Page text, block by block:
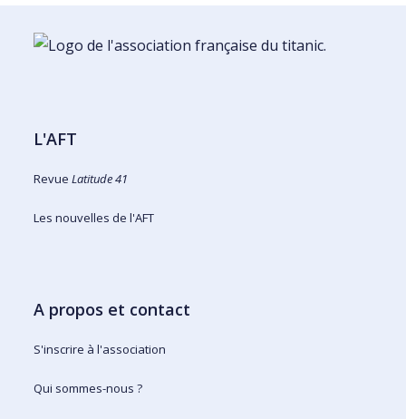
L'AFT
RevueLatitude 41
Les nouvelles de l'AFT
A propos et contact
S'inscrire à l'association
Qui sommes-nous ?